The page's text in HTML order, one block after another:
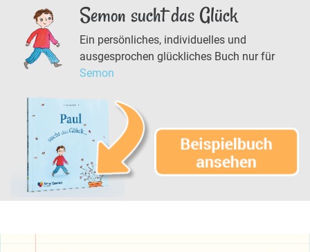
Semon sucht das Glück
Ein persönliches, individuelles und
ausgesprochen glückliches Buch nur für
Semon